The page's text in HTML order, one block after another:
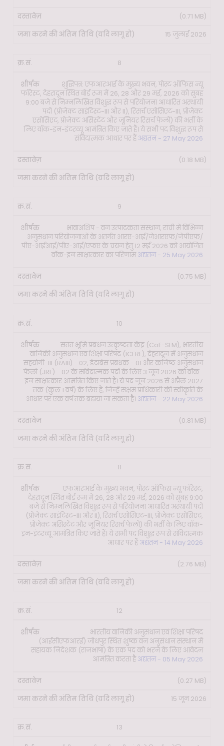
(0.71 MB)
15 जुलाई 2026
8
शुद्धिपत्र: एफआरआई के मुख्य भवन, पोस्ट ऑफिस न्यू
फॉरेस्ट, देहरादून स्थित बोर्ड रूम में 26, 28 और 29 मई, 2026 को सुबह
9:00 बजे से निम्नलिखित विशुद्ध रूप से परियोजना आधारित अस्थायी
पदों (प्रोजेक्ट साइंटिस्ट-III और II), रिसर्च एसोसिएट-III, प्रोजेक्ट
एसोसिएट, प्रोजेक्ट असिस्टेंट और जूनियर रिसर्च फेलो) की भर्ती के
लिए वॉक-इन-इंटरव्यू आमंत्रित किए जाते हैं। ये सभी पद विशुद्ध रूप से
संविदात्मक आधार पर हैंअद्यतन - 27 May 2026
(0.18 MB)
9
भावाअशिप - वन उत्पादकता संस्थान, रांची में विभिन्न
अनुसंधान परियोजनाओं के अंतर्गत आरए-आई/जेआरएफ/जेपीएफ/
पीए-आईआई/पीए-आई/एफए के चयन हेतु 12 मई 2026 को आयोजित
वॉक-इन साक्षात्कार का परिणामअद्यतन - 25 May 2026
(0.75 MB)
10
सतत भूमि प्रबंधन उत्कृष्टता केंद्र (CoE-SLM), भारतीय
वानिकी अनुसंधान एवं शिक्षा परिषद (ICFRE), देहरादून में अनुसंधान
सहयोगी-III (RAIII) - 02, डेटाबेस प्रबंधक - 01 और कनिष्ठ अनुसंधान
फेलो (JRF) - 02 के संविदात्मक पदों के लिए 3 जून 2026 को वॉक-
इन साक्षात्कार आमंत्रित किए जाते हैं। ये पद जून 2026 से अप्रैल 2027
तक (कुल 1 वर्ष) के लिए हैं, जिन्हें सक्षम प्राधिकारी की स्वीकृति के
आधार पर एक वर्ष तक बढ़ाया जा सकता है। अद्यतन - 22 May 2026
(0.81 MB)
11
एफआरआई के मुख्य भवन, पोस्ट ऑफिस न्यू फॉरेस्ट,
देहरादून स्थित बोर्ड रूम में 26, 28 और 29 मई, 2026 को सुबह 9:00
बजे से निम्नलिखित विशुद्ध रूप से परियोजना आधारित अस्थायी पदों
(प्रोजेक्ट साइंटिस्ट-III और II), रिसर्च एसोसिएट-III, प्रोजेक्ट एसोसिएट,
प्रोजेक्ट असिस्टेंट और जूनियर रिसर्च फेलो) की भर्ती के लिए वॉक-
इन-इंटरव्यू आमंत्रित किए जाते हैं। ये सभी पद विशुद्ध रूप से संविदात्मक
आधार पर हैंअद्यतन - 14 May 2026
(2.76 MB)
12
भारतीय वानिकी अनुसंधान एवं शिक्षा परिषद
(आईसीएफआरई) जोधपुर स्थित शुष्क वन अनुसंधान संस्थान में
सहायक निदेशक (राजभाषा) के एक पद को भरने के लिए आवेदन
आमंत्रित करता हैअद्यतन - 05 May 2026
(0.27 MB)
15 जून 2026
13